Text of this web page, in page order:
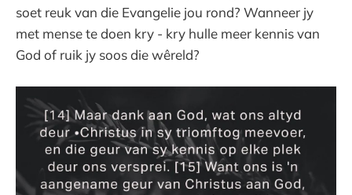
soet reuk van die Evangelie jou rond? Wanneer jy
met mense te doen kry - kry hulle meer kennis van
God of ruik jy soos die wêreld?